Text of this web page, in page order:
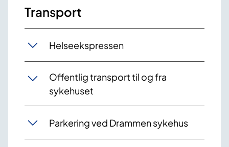
Transport
Helseekspressen
Offentlig transport til og fra
sykehuset
Parkering ved Drammen sykehus